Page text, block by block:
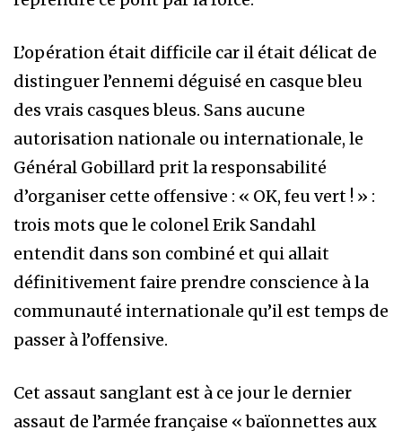
L’opération était difficile car il était délicat de
distinguer l’ennemi déguisé en casque bleu
des vrais casques bleus. Sans aucune
autorisation nationale ou internationale, le
Général Gobillard prit la responsabilité
d’organiser cette offensive : « OK, feu vert ! » :
trois mots que le colonel Erik Sandahl
entendit dans son combiné et qui allait
définitivement faire prendre conscience à la
communauté internationale qu’il est temps de
passer à l’offensive.
Cet assaut sanglant est à ce jour le dernier
assaut de l’armée française « baïonnettes aux